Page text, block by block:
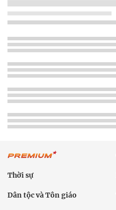
Thời sự
Dân tộc và Tôn giáo